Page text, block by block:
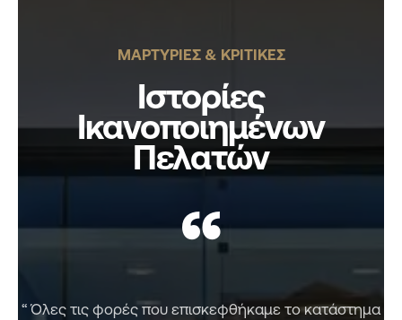
ΜΑΡΤΥΡΙΕΣ & ΚΡΙΤΙΚΕΣ
Ιστορίες
Ικανοποιημένων
Πελατών
“
“ Όλες τις φορές που επισκεφθήκαμε το κατάστημα